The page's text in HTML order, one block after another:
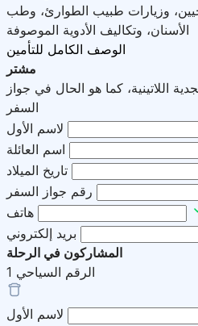
وزيارات طبيب الطوارئ، وطب
الأسنان، وتكاليف الأدوية الموصوفة
الوصف الكامل للتأمين
مشتر
اللاتينية، كما هو الحال في جواز
السفر
لاسم الأول
اسم العائلة
تاريخ الميلاد
رقم جواز السفر
هاتف
بريد إلكتروني
المشاركون في الرحلة
الرقم السياحي 1
لاسم الأول